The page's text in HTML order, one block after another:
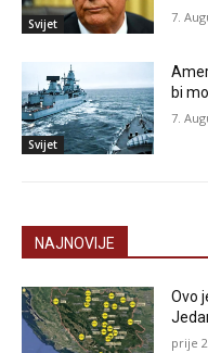
Svijet 7.
Svijet
bi
7.
NAJNOVIJE
Ovo
prije